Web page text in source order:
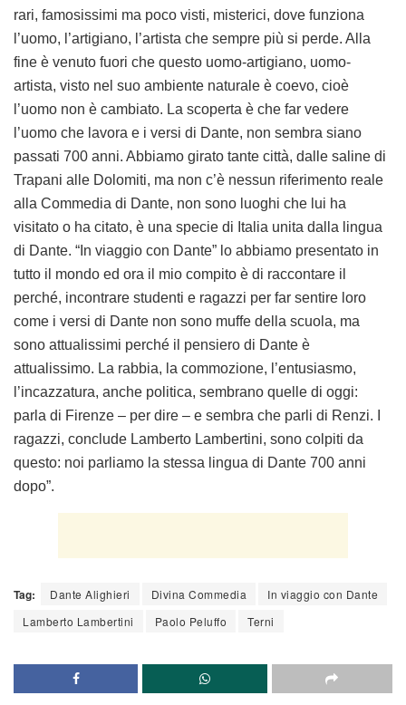
rari, famosissimi ma poco visti, misterici, dove funziona
l’uomo, l’artigiano, l’artista che sempre più si perde. Alla
fine è venuto fuori che questo uomo-artigiano, uomo-
artista, visto nel suo ambiente naturale è coevo, cioè
l’uomo non è cambiato. La scoperta è che far vedere
l’uomo che lavora e i versi di Dante, non sembra siano
passati 700 anni. Abbiamo girato tante città, dalle saline di
Trapani alle Dolomiti, ma non c’è nessun riferimento reale
alla Commedia di Dante, non sono luoghi che lui ha
visitato o ha citato, è una specie di Italia unita dalla lingua
di Dante. “In viaggio con Dante” lo abbiamo presentato in
tutto il mondo ed ora il mio compito è di raccontare il
perché, incontrare studenti e ragazzi per far sentire loro
come i versi di Dante non sono muffe della scuola, ma
sono attualissimi perché il pensiero di Dante è
attualissimo. La rabbia, la commozione, l’entusiasmo,
l’incazzatura, anche politica, sembrano quelle di oggi:
parla di Firenze – per dire – e sembra che parli di Renzi. I
ragazzi, conclude Lamberto Lambertini, sono colpiti da
questo: noi parliamo la stessa lingua di Dante 700 anni
dopo”.
Tag: Dante Alighieri Divina Commedia
In viaggio con Dante
Lamberto Lambertini
Paolo Peluffo Terni